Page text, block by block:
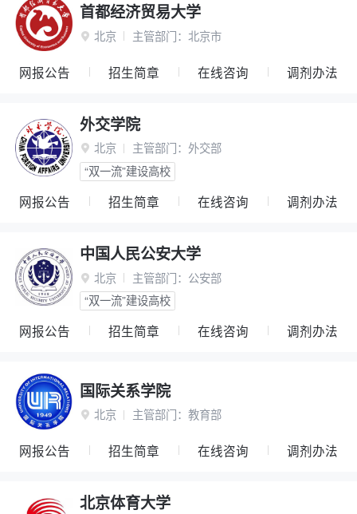
首都经济贸易大学
 北京 主管部门： 北京市
网报公告 招生简章 在线咨询 调剂办法
外交学院
 北京 主管部门： 外交部
“双一流”建设高校
网报公告 招生简章 在线咨询 调剂办法
中国人民公安大学
 北京 主管部门： 公安部
“双一流”建设高校
网报公告 招生简章 在线咨询 调剂办法
国际关系学院
 北京 主管部门： 教育部
网报公告 招生简章 在线咨询 调剂办法
北京体育大学